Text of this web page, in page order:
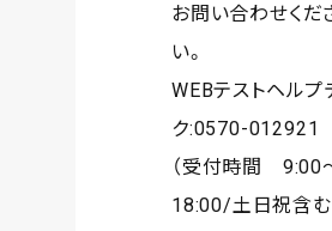
お問い合わせくだ
い。
WEBテストヘルプ
ク:0570-012921
（受付時間 9:00
18:00/土日祝含